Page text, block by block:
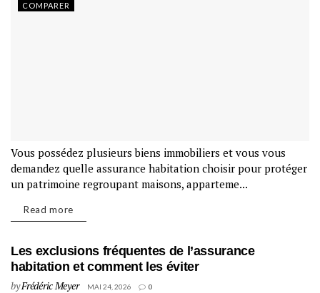
COMPARER
Vous possédez plusieurs biens immobiliers et vous vous
demandez quelle assurance habitation choisir pour protéger
un patrimoine regroupant maisons, apparteme...
Read more
Les exclusions fréquentes de l’assurance
habitation et comment les éviter
byFrédéric Meyer MAI 24, 2026 0